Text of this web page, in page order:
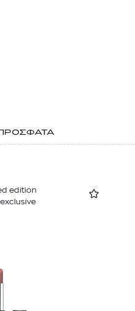
ΠΡΟΣΦΑΤΑ
edition